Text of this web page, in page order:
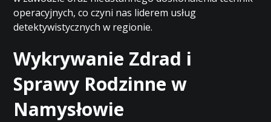
operacyjnych, co czyni nas liderem usług
detektywistycznych w regionie.
Wykrywanie Zdrad i
Sprawy Rodzinne w
Namysłowie